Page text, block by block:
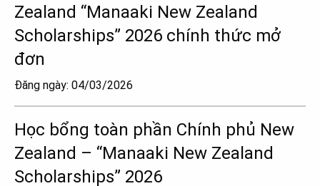
Zealand “Manaaki New Zealand
Scholarships” 2026 chính thức mở
đơn
Đăng ngày: 04/03/2026
Học bổng toàn phần Chính phủ New
Zealand – “Manaaki New Zealand
Scholarships” 2026